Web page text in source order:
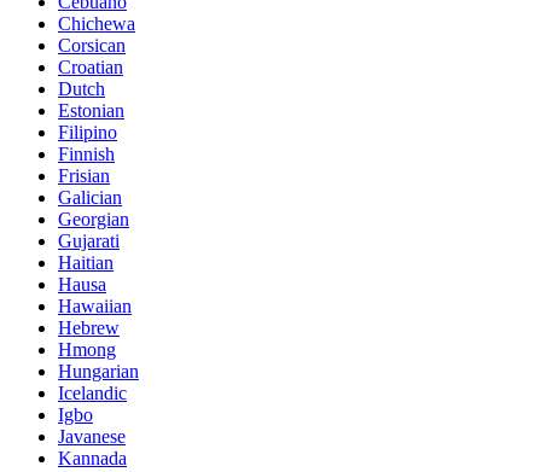
Chichewa
Corsican
Croatian
Dutch
Estonian
Filipino
Finnish
Frisian
Galician
Georgian
Gujarati
Haitian
Hausa
Hawaiian
Hebrew
Hmong
Hungarian
Icelandic
Igbo
Javanese
Kannada